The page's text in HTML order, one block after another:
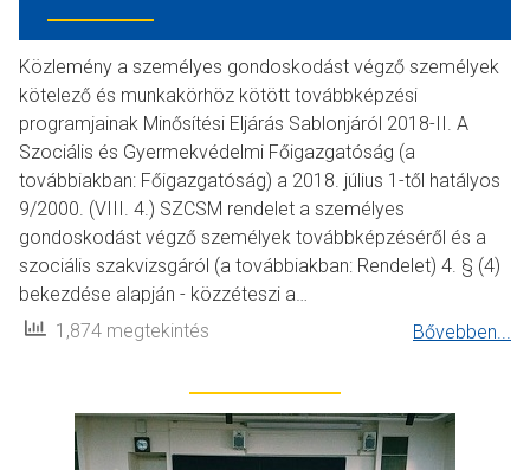
Közlemény a személyes gondoskodást végző személyek
kötelező és munkakörhöz kötött továbbképzési
programjainak Minősítési Eljárás Sablonjáról 2018-II. A
Szociális és Gyermekvédelmi Főigazgatóság (a
továbbiakban: Főigazgatóság) a 2018. július 1-től hatályos
9/2000. (VIII. 4.) SZCSM rendelet a személyes
gondoskodást végző személyek továbbképzéséről és a
szociális szakvizsgáról (a továbbiakban: Rendelet) 4. § (4)
bekezdése alapján - közzéteszi a…
1,874 megtekintés
Bővebben...